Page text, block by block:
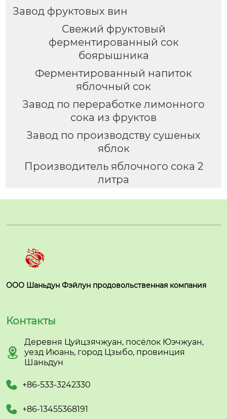
Завод фруктовых вин
Свежий фруктовый
ферментированный сок
боярышника
Ферментированный напиток
яблочный сок
Завод по переработке лимонного
сока из фруктов
Завод по производству сушеных
яблок
Производитель яблочного сока 2
литра
ООО Шаньдун Фэйлун продовольственная компания
Контакты

Деревня Цуйцзячжуан, посёлок Юэчжуан,
уезд Июань, город Цзыбо, провинция
Шаньдун
 +86-533-3242330
 +86-13455368191